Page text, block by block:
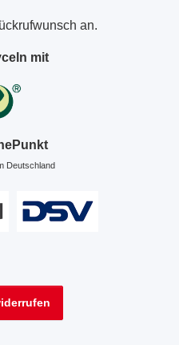
an.
mit
Deutschland